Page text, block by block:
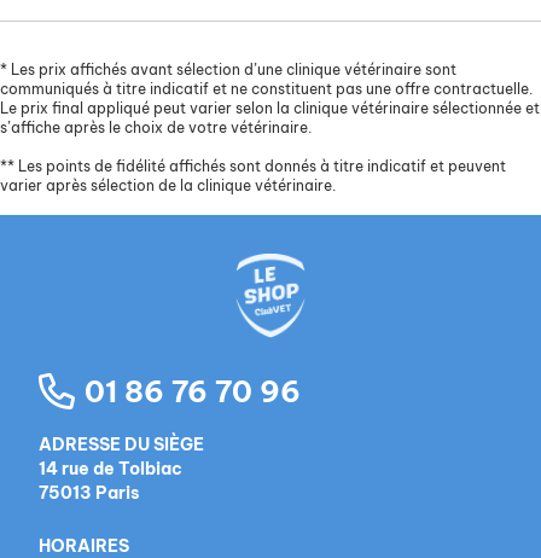
* Les prix affichés avant sélection d’une clinique vétérinaire sont
communiqués à titre indicatif et ne constituent pas une offre contractuelle.
Le prix final appliqué peut varier selon la clinique vétérinaire sélectionnée et
s’affiche après le choix de votre vétérinaire.
** Les points de fidélité affichés sont donnés à titre indicatif et peuvent
varier après sélection de la clinique vétérinaire.
01 86 76 70 96
ADRESSE DU SIÈGE
14 rue de Tolbiac
75013 Paris
HORAIRES